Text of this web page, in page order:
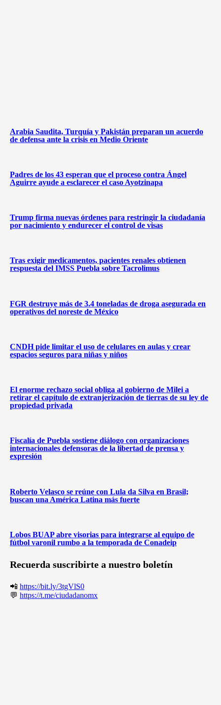
Arabia Saudita, Turquía y Pakistán preparan un acuerdo
de defensa ante la crisis en Medio Oriente
Padres de los 43 esperan que el proceso contra Ángel
Aguirre ayude a esclarecer el caso Ayotzinapa
Trump firma nuevas órdenes para restringir la ciudadanía
por nacimiento y endurecer el control de visas
Tras exigir medicamentos, pacientes renales obtienen
respuesta del IMSS Puebla sobre Tacrolimus
FGR destruye más de 3.4 toneladas de droga asegurada en
operativos del noreste de México
CNDH pide limitar el uso de celulares en aulas y crear
espacios seguros para niñas y niños
El enorme rechazo social obliga al gobierno de Milei a
retirar el capítulo de extranjerización de tierras de su ley de
propiedad privada
Fiscalía de Puebla sostiene diálogo con organizaciones
internacionales defensoras de la libertad de prensa y
expresión
Roberto Velasco se reúne con Lula da Silva en Brasil;
buscan una América Latina más fuerte
Lobos BUAP abre visorias para integrarse al equipo de
fútbol varonil rumbo a la temporada de Conadeip
Recuerda suscribirte a nuestro boletín
📲 https://bit.ly/3tgVlS0
💬 https://t.me/ciudadanomx